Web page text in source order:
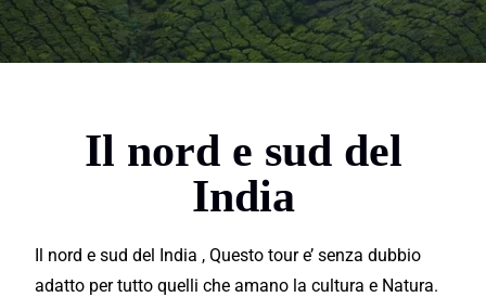
Il nord e sud del
India
Il nord e sud del India , Questotoure’ senza dubbio
adatto per tutto quelli che amano la cultura e Natura.